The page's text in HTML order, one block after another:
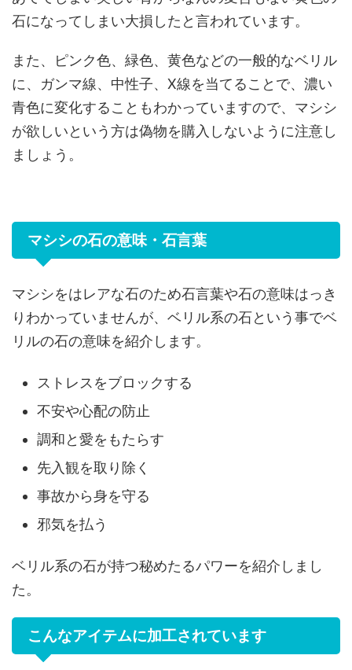
石になってしまい大損したと言われています。
また、ピンク色、緑色、黄色などの一般的なベリル
に、ガンマ線、中性子、X線を当てることで、濃い
青色に変化することもわかっていますので、マシシ
が欲しいという方は偽物を購入しないように注意し
ましょう。
マシシの石の意味・石言葉
マシシをはレアな石のため石言葉や石の意味はっき
りわかっていませんが、ベリル系の石という事でベ
リルの石の意味を紹介します。
ストレスをブロックする
不安や心配の防止
調和と愛をもたらす
先入観を取り除く
事故から身を守る
邪気を払う
ベリル系の石が持つ秘めたるパワーを紹介しまし
た。
こんなアイテムに加工されています